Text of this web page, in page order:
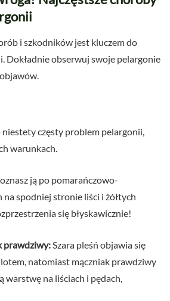
i szkodników jest kluczem do
Dokładnie obserwuj swoje pelargonie
częsty problem pelargonii,
warunkach.
ją po pomarańczowo-
spodniej stronie liści i żółtych
się błyskawicznie!
prawdziwy:Szara pleśń objawia się
natomiast mączniak prawdziwy
warstwę na liściach i pędach,